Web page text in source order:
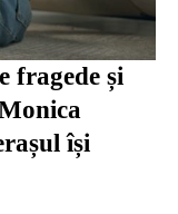
fragede și
își